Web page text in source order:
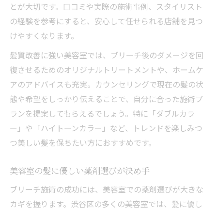
とが大切です。口コミや実際の施術事例、スタイリスト
の経験を参考にすると、安心して任せられる店舗を見つ
けやすくなります。
髪質改善に強い美容室では、ブリーチ後のダメージを回
復させるためのオリジナルトリートメントや、ホームケ
アのアドバイスも充実。カウンセリングで現在の髪の状
態や希望をしっかり伝えることで、自分に合った施術プ
ランを提案してもらえるでしょう。特に「ダブルカラ
ー」や「ハイトーンカラー」など、トレンドを楽しみつ
つ美しい髪を保ちたい方におすすめです。
美容室の髪に優しい薬剤選びが決め手
ブリーチ施術の成功には、美容室での薬剤選びが大きな
カギを握ります。渋谷区の多くの美容室では、髪に優し